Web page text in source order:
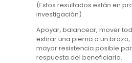
(Estos resultados están en
investigación)
Apoyar, balancear, mover
estirar una pierna o un
mayor resistencia posible
respuesta del beneficiario.